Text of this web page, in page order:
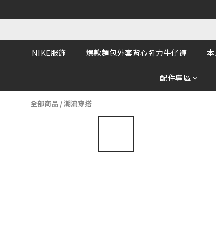
NIKE服飾 爆款麵包外套背心彈力牛仔褲
配件專區
全部商品 /潮流穿搭